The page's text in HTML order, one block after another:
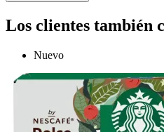
Los clientes también
Nuevo